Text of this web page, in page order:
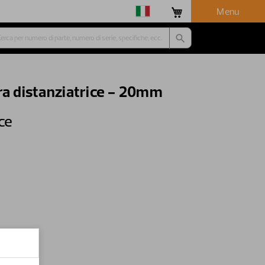
Menu
distanziatrice - 20mm